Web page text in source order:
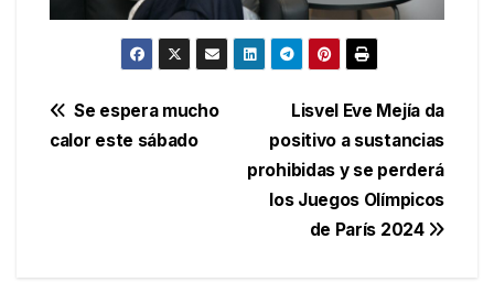
Navegación
Lisvel Eve Mejía da
positivo a sustancias
prohibidas y se perderá
los Juegos Olímpicos
de París 2024
Se espera mucho
calor este sábado